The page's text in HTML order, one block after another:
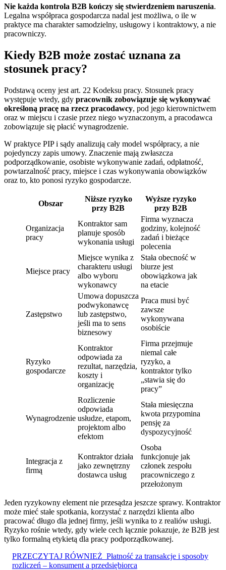
Nie każda kontrola B2B kończy się stwierdzeniem naruszenia.
Legalna współpraca gospodarcza nadal jest możliwa, o ile w
praktyce ma charakter samodzielny, usługowy i kontraktowy, a nie
pracowniczy.
Kiedy B2B może zostać uznana za
stosunek pracy?
Podstawą oceny jest art. 22 Kodeksu pracy. Stosunek pracy
występuje wtedy, gdy pracownik zobowiązuje się wykonywać
określoną pracę na rzecz pracodawcy, pod jego kierownictwem
oraz w miejscu i czasie przez niego wyznaczonym, a pracodawca
zobowiązuje się płacić wynagrodzenie.
W praktyce PIP i sądy analizują cały model współpracy, a nie
pojedynczy zapis umowy. Znaczenie mają zwłaszcza
podporządkowanie, osobiste wykonywanie zadań, odpłatność,
powtarzalność pracy, miejsce i czas wykonywania obowiązków
oraz to, kto ponosi ryzyko gospodarcze.
Obszar
Niższe ryzyko
przy B2B
Wyższe ryzyko
przy B2B
Organizacja
pracy
Kontraktor sam
planuje sposób
wykonania usługi
Firma wyznacza
godziny, kolejność
zadań i bieżące
polecenia
Miejsce pracy
Miejsce wynika z
charakteru usługi
albo wyboru
wykonawcy
Stała obecność w
biurze jest
obowiązkowa jak
na etacie
Zastępstwo
Umowa dopuszcza
podwykonawcę
lub zastępstwo,
jeśli ma to sens
biznesowy
Praca musi być
zawsze
wykonywana
osobiście
Ryzyko
gospodarcze
Kontraktor
odpowiada za
rezultat, narzędzia,
koszty i
organizację
Firma przejmuje
niemal całe
ryzyko, a
kontraktor tylko
„stawia się do
pracy”
Wynagrodzenie
Rozliczenie
odpowiada
usłudze, etapom,
projektom albo
efektom
Stała miesięczna
kwota przypomina
pensję za
dyspozycyjność
Integracja z
firmą
Kontraktor działa
jako zewnętrzny
dostawca usług
Osoba
funkcjonuje jak
członek zespołu
pracowniczego z
przełożonym
Jeden ryzykowny element nie przesądza jeszcze sprawy. Kontraktor
może mieć stałe spotkania, korzystać z narzędzi klienta albo
pracować długo dla jednej firmy, jeśli wynika to z realiów usługi.
Ryzyko rośnie wtedy, gdy wiele cech łącznie pokazuje, że B2B jest
tylko formalną etykietą dla pracy podporządkowanej.
PRZECZYTAJ RÓWNIEŻ Płatność za transakcje i sposoby
rozliczeń – konsument a przedsiębiorca